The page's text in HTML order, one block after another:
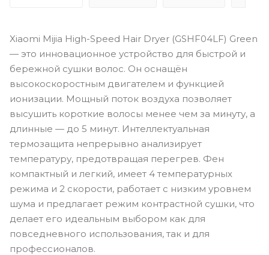
Xiaomi Mijia High-Speed Hair Dryer (GSHF04LF) Green
— это инновационное устройство для быстрой и
бережной сушки волос. Он оснащён
высокоскоростным двигателем и функцией
ионизации. Мощный поток воздуха позволяет
высушить короткие волосы менее чем за минуту, а
длинные — до 5 минут. Интеллектуальная
термозащита непрерывно анализирует
температуру, предотвращая перегрев. Фен
компактный и легкий, имеет 4 температурных
режима и 2 скорости, работает с низким уровнем
шума и предлагает режим контрастной сушки, что
делает его идеальным выбором как для
повседневного использования, так и для
профессионалов.